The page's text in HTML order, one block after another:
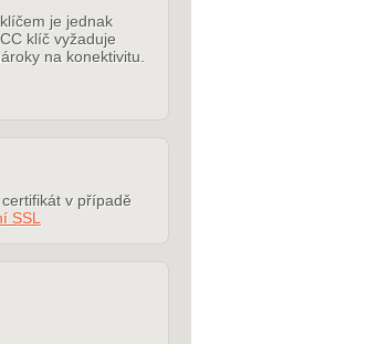
je jednak
klíč vyžaduje
na konektivitu.
v případě
SSL